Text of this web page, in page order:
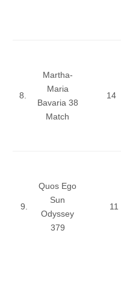
Knihovna
Knihy k prodeji
Bazar
Mé inzeráty
8.
Martha-
Maria
Bavaria 38
Match
14
9.
Quos Ego
Sun
Odyssey
379
11